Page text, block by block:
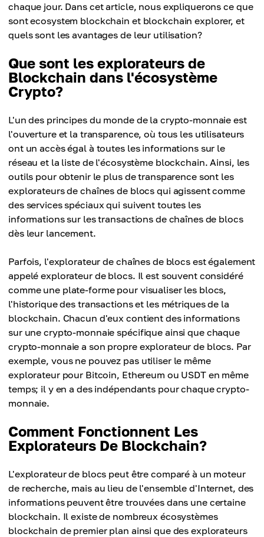
chaque jour. Dans cet article, nous expliquerons ce que
sont ecosystem blockchain et blockchain explorer, et
quels sont les avantages de leur utilisation?
Que sont les explorateurs de
Blockchain dans l'écosystème
Crypto?
L'un des principes du monde de la crypto-monnaie est
l'ouverture et la transparence, où tous les utilisateurs
ont un accès égal à toutes les informations sur le
réseau et la liste de l'écosystème blockchain. Ainsi, les
outils pour obtenir le plus de transparence sont les
explorateurs de chaînes de blocs qui agissent comme
des services spéciaux qui suivent toutes les
informations sur les transactions de chaînes de blocs
dès leur lancement.
Parfois, l'explorateur de chaînes de blocs est également
appelé explorateur de blocs. Il est souvent considéré
comme une plate-forme pour visualiser les blocs,
l'historique des transactions et les métriques de la
blockchain. Chacun d'eux contient des informations
sur une crypto-monnaie spécifique ainsi que chaque
crypto-monnaie a son propre explorateur de blocs. Par
exemple, vous ne pouvez pas utiliser le même
explorateur pour Bitcoin, Ethereum ou USDT en même
temps; il y en a des indépendants pour chaque crypto-
monnaie.
Comment Fonctionnent Les
Explorateurs De Blockchain?
L'explorateur de blocs peut être comparé à un moteur
de recherche, mais au lieu de l'ensemble d'Internet, des
informations peuvent être trouvées dans une certaine
blockchain. Il existe de nombreux écosystèmes
blockchain de premier plan ainsi que des explorateurs